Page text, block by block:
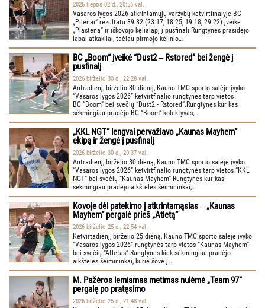
2026 liepos 02 d., 20:56 val.
Vasaros lygos 2026 atkrintamųjų varžybų ketvirtfinalyje BC
„Pilėnai“ rezultatu 89:82 (23:17, 18:25, 19:18, 29:22) įveikė
„Plasteną“ ir iškovojo kelialapį į pusfinalį.Rungtynės prasidėjo
labai atkakliai, tačiau pirmojo kėlinio…
BC „Boom“ įveikė “Dust2 ‒ Rstored” bei žengė į
pusfinalį
2026 birželio 30 d., 22:28 val.
Antradienį, birželio 30 dieną, Kauno TMC sporto salėje įvyko
“Vasaros lygos 2026” ketvirtfinalio rungtynės tarp vietos
BC “Boom” bei svečių “Dust2 - Rstored”.Rungtynes kur kas
sėkmingiau pradėjo BC “Boom” kolektyvas,…
„KKL NGT“ lengvai pervažiavo „Kaunas Mayhem“
ekipą ir žengė į pusfinalį
2026 birželio 30 d., 20:37 val.
Antradienį, birželio 30 dieną, Kauno TMC sporto salėje įvyko
“Vasaros lygos 2026” ketvirtfinalio rungtynės tarp vietos “KKL
NGT” bei svečių “Kaunas Mayhem”.Rungtynes kur kas
sėkmingiau pradėjo aikštelės šeimininkai,…
Kovoje dėl patekimo į atkrintamąsias ‒ „Kaunas
Mayhem“ pergalė prieš „Atletą“
2026 birželio 25 d., 22:54 val.
Ketvirtadienį, birželio 25 dieną, Kauno TMC sporto salėje įvyko
“Vasaros lygos 2026” rungtynės tarp vietos “Kaunas Mayhem”
bei svečių “Atletas”.Rungtynes kiek sėkmingiau pradėjo
aikštelės šeimininkai, kurie šovė į…
M. Pažėros lemiamas metimas nulėmė „Team 97“
pergalę po pratęsimo
2026 birželio 25 d., 21:48 val.